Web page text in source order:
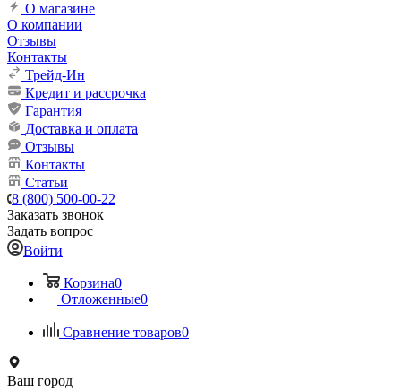
О магазине
О компании
Отзывы
Контакты
Трейд-Ин
Кредит и рассрочка
Гарантия
Доставка и оплата
Отзывы
Контакты
Статьи
8 (800) 500-00-22
Заказать звонок
Задать вопрос
Войти
Корзина0
Отложенные0
Сравнение товаров0
Ваш город